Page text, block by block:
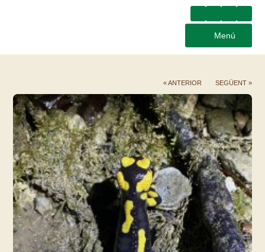
Menú
« ANTERIOR SEGÜENT »